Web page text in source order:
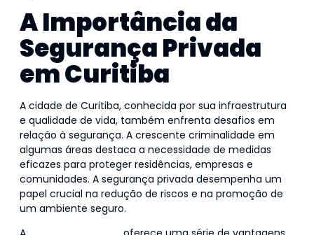
A Importância da
Segurança Privada
em Curitiba
A cidade de Curitiba, conhecida por sua infraestrutura
e qualidade de vida, também enfrenta desafios em
relação à segurança. A crescente criminalidade em
algumas áreas destaca a necessidade de medidas
eficazes para proteger residências, empresas e
comunidades. A segurança privada desempenha um
papel crucial na redução de riscos e na promoção de
um ambiente seguro.